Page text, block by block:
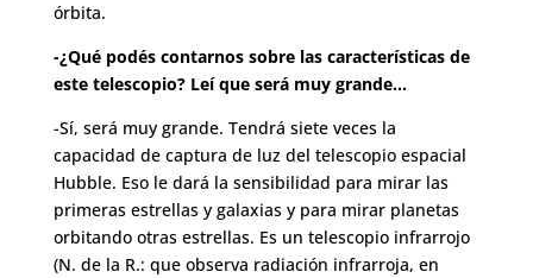
órbita.
-¿Qué podés contarnos sobre las características de
este telescopio? Leí que será muy grande…
-Sí, será muy grande. Tendrá siete veces la
capacidad de captura de luz del telescopio espacial
Hubble. Eso le dará la sensibilidad para mirar las
primeras estrellas y galaxias y para mirar planetas
orbitando otras estrellas. Es un telescopio infrarrojo
(N. de la R.: que observa radiación infrarroja, en